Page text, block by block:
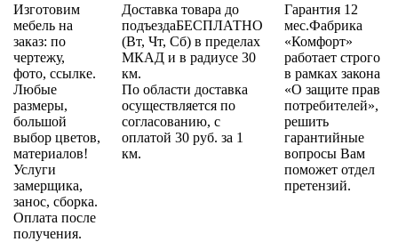
Изготовим
мебель на
заказ: по
чертежу,
фото, ссылке.
Любые
размеры,
большой
выбор цветов,
материалов!
Услуги
замерщика,
занос, сборка.
Оплата после
получения.
Доставка товара до
подъездаБЕСПЛАТНО
(Вт, Чт, Сб) в пределах
МКАД и в радиусе 30
км.
По области доставка
осуществляется по
согласованию, с
оплатой 30 руб. за 1
км.
Гарантия 12
мес.Фабрика
«Комфорт»
работает строго
в рамках закона
«О защите прав
потребителей»,
решить
гарантийные
вопросы Вам
поможет отдел
претензий.